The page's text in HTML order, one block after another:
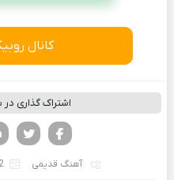
کانال
اشتراک گذاری
آهنگ قدیمی 12